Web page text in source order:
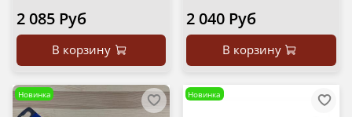
2 085 Руб
В корзину
2 040 Руб
В корзину
Новинка Новинка